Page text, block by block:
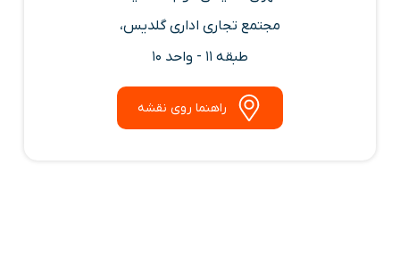
مجتمع تجاری اداری گلدیس،
طبقه 11 - واحد 10
راهنما روی نقشه